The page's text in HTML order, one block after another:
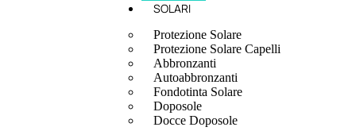
SOLARI
Protezione Solare
Protezione Solare Capelli
Abbronzanti
Autoabbronzanti
Fondotinta Solare
Doposole
Docce Doposole